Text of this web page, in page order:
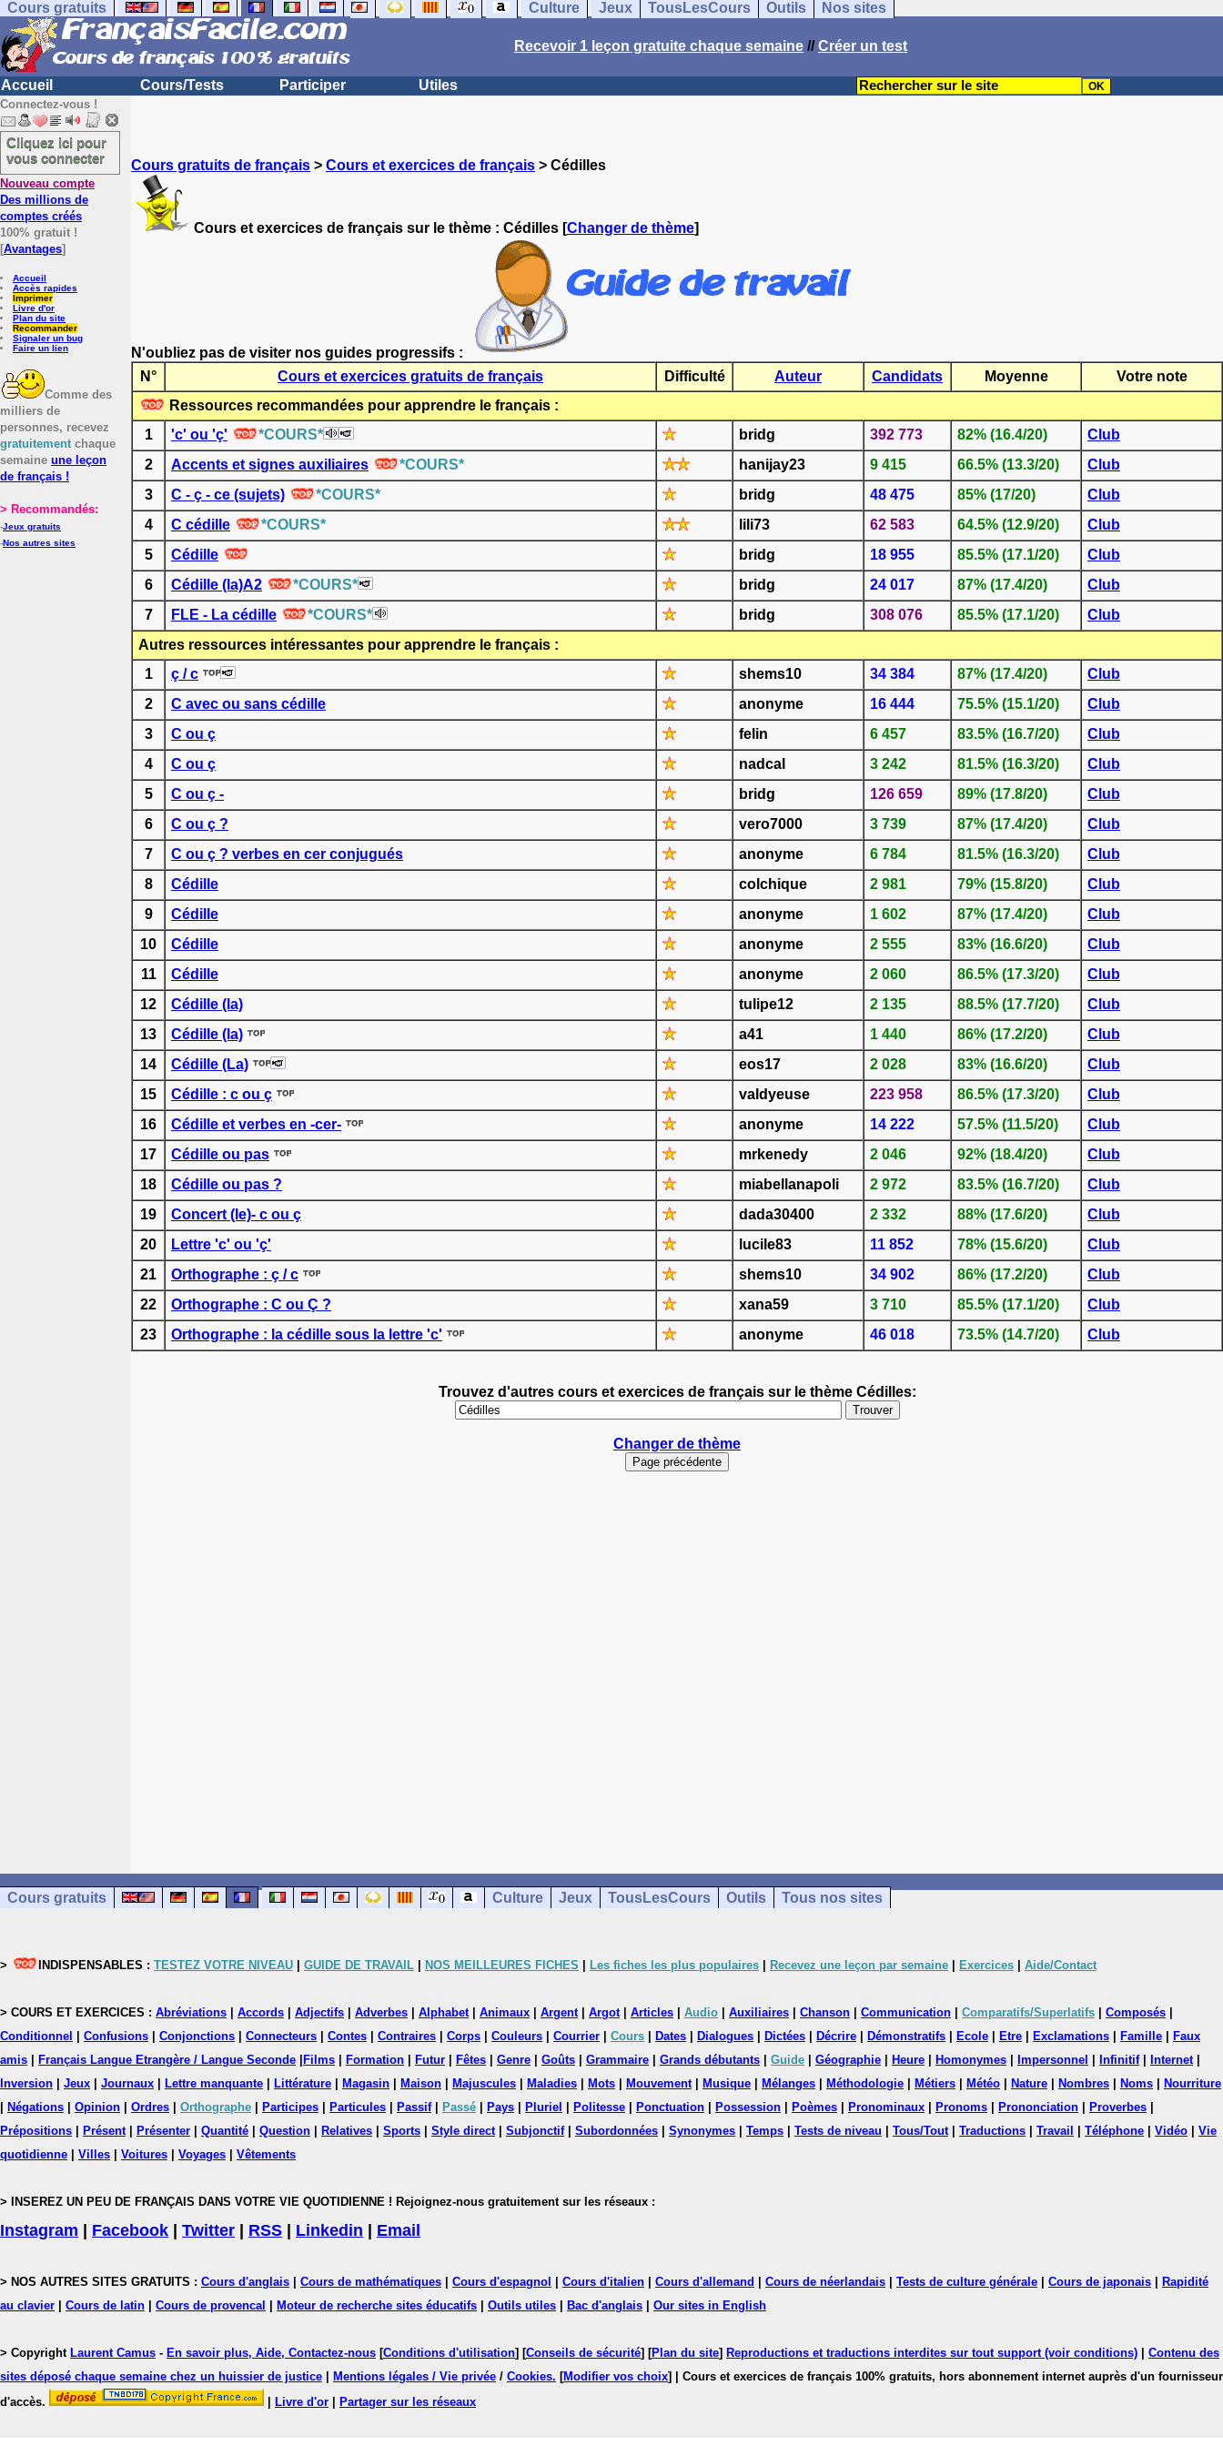
Cours gratuits Culture Jeux TousLesCours Outils Nos sites
Recevoir 1 leçon gratuite chaque semaine //Créer un test
Accueil Cours/Tests Participer Utiles
Connectez-vous !
Cliquez ici pour
vous connecter
Nouveau compte
Des millions de
comptes créés
100% gratuit !
[Avantages]
Accueil
Accès rapides
Imprimer
Livre d'or
Plan du site
Recommander
Signaler un bug
Faire un lien
Comme des
milliers de
personnes, recevez
gratuitementchaque
semaine une leçon
de français !
> Recommandés:
-Jeux gratuits
-Nos autres sites
Cours gratuits de français > Cours et exercices de français > Cédilles
Cours et exercices de français sur le thème : Cédilles [Changer de thème]
N'oubliez pas de visiter nos guides progressifs :
N°
Cours et exercices gratuits de français Difficulté Auteur Candidats Moyenne
Votre note
Ressources recommandées pour apprendre le français :
1
'c' ou 'ç' *COURS* bridg 392 773 82% (16.4/20)
Club
2
Accents et signes auxiliaires *COURS* hanijay23 9 415 66.5% (13.3/20)
Club
3
C - ç - ce (sujets) *COURS* bridg 48 475 85% (17/20)
Club
4
C cédille *COURS* lili73 62 583 64.5% (12.9/20)
Club
5
Cédille bridg 18 955 85.5% (17.1/20)
Club
6
Cédille (la)A2 *COURS* bridg 24 017 87% (17.4/20)
Club
7
FLE - La cédille *COURS* bridg 308 076 85.5% (17.1/20)
Club
Autres ressources intéressantes pour apprendre le français :
1
ç / c shems10 34 384 87% (17.4/20)
Club
2
C avec ou sans cédille anonyme 16 444 75.5% (15.1/20)
Club
3
C ou ç felin 6 457 83.5% (16.7/20)
Club
4
C ou ç nadcal 3 242 81.5% (16.3/20)
Club
5
C ou ç - bridg 126 659 89% (17.8/20)
Club
6
C ou ç ? vero7000 3 739 87% (17.4/20)
Club
7
C ou ç ? verbes en cer conjugués anonyme 6 784 81.5% (16.3/20)
Club
8
Cédille colchique 2 981 79% (15.8/20)
Club
9
Cédille anonyme 1 602 87% (17.4/20)
Club
10
Cédille anonyme 2 555 83% (16.6/20)
Club
11
Cédille anonyme 2 060 86.5% (17.3/20)
Club
12
Cédille (la) tulipe12 2 135 88.5% (17.7/20)
Club
13
Cédille (la) a41 1 440 86% (17.2/20)
Club
14
Cédille (La) eos17 2 028 83% (16.6/20)
Club
15
Cédille : c ou ç valdyeuse 223 958 86.5% (17.3/20)
Club
16
Cédille et verbes en -cer- anonyme 14 222 57.5% (11.5/20)
Club
17
Cédille ou pas mrkenedy 2 046 92% (18.4/20)
Club
18
Cédille ou pas ? miabellanapoli 2 972 83.5% (16.7/20)
Club
19
Concert (le)- c ou ç dada30400 2 332 88% (17.6/20)
Club
20
Lettre 'c' ou 'ç' lucile83 11 852 78% (15.6/20)
Club
21
Orthographe : ç / c shems10 34 902 86% (17.2/20)
Club
22
Orthographe : C ou Ç ? xana59 3 710 85.5% (17.1/20)
Club
23
Orthographe : la cédille sous la lettre 'c' anonyme 46 018 73.5% (14.7/20) Club
Trouvez d'autres cours et exercices de français sur le thème Cédilles:
Changer de thème
Cours gratuits Culture Jeux TousLesCours Outils Tous nos sites
> INDISPENSABLES : TESTEZ VOTRE NIVEAU GUIDE DE TRAVAIL NOS MEILLEURES FICHES Les fiches les plus populaires Recevez une leçon par semaine Exercices Aide/Contact
> COURS ET EXERCICES : Abréviations Accords Adjectifs Adverbes Alphabet| Animaux Argent| Argot| Articles Audio Auxiliaires Chanson Communication Comparatifs/Superlatifs Composés
Conditionnel
Confusions Conjonctions Connecteurs Contes Contraires Corps Couleurs Courrier Cours Dates Dialogues Dictées Décrire Démonstratifs Ecole Etre Exclamations Famille
Faux
amis
Français Langue Etrangère / Langue Seconde Films Formation Futur Fêtes Genre Goûts Grammaire Grands débutants Guide Géographie Heure Homonymes Impersonnel Infinitif| Internet|
Inversion
Jeux Journaux Lettre manquante Littérature Magasin Maison Majuscules Maladies Mots Mouvement| Musique Mélanges Méthodologie Métiers Météo Nature Nombres Noms
Nourriture
Négations Opinion Ordres Orthographe Participes Particules Passif| Passé Pays Pluriel Politesse Ponctuation Possession Poèmes Pronominaux Pronoms Prononciation Proverbes
Prépositions
Présent| Présenter Quantité Question Relatives Sports Style direct| Subjonctif| Subordonnées Synonymes Temps Tests de niveau Tous/Tout| Traductions Travail Téléphone Vidéo
Vie
quotidienne
Villes Voitures Voyages Vêtements
> INSEREZ UN PEU DE FRANÇAIS DANS VOTRE VIE QUOTIDIENNE ! Rejoignez-nous gratuitement sur les réseaux :
Instagram Facebook Twitter RSS Linkedin Email
> NOS AUTRES SITES GRATUITS : Cours d'anglais Cours de mathématiques Cours d'espagnol Cours d'italien Cours d'allemand Cours de néerlandais Tests de culture générale Cours de japonais
Rapidité
au clavier
Cours de latin Cours de provencal Moteur de recherche sites éducatifs Outils utiles Bac d'anglais Our sites in English
> Copyright Laurent Camus - En savoir plus, Aide, Contactez-nous [Conditions d'utilisation] [Conseils de sécurité] [Plan du site] Reproductions et traductions interdites sur tout support (voir conditions)
Contenu des
sites déposé chaque semaine chez un huissier de justice
Mentions légales / Vie privée / Cookies. [Modifier vos choix]
| Cours et exercices de français 100% gratuits, hors abonnement internet auprès d'un fournisseur
d'accès.
Livre d'or Partager sur les réseaux